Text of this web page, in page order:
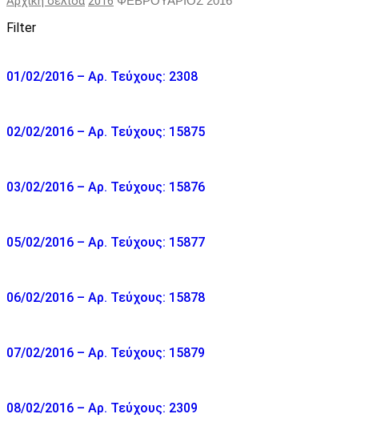
Filter
01/02/2016 – Αρ. Τεύχους: 2308
02/02/2016 – Αρ. Τεύχους: 15875
03/02/2016 – Αρ. Τεύχους: 15876
05/02/2016 – Αρ. Τεύχους: 15877
06/02/2016 – Αρ. Τεύχους: 15878
07/02/2016 – Αρ. Τεύχους: 15879
08/02/2016 – Αρ. Τεύχους: 2309